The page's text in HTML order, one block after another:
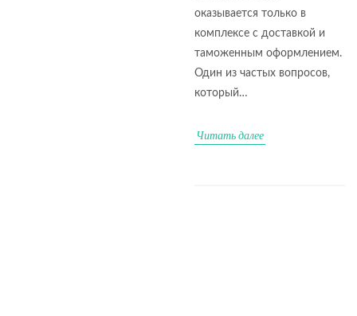
оказывается только в
комплексе с доставкой и
таможенным оформлением.
Один из частых вопросов,
который…
Читать далее